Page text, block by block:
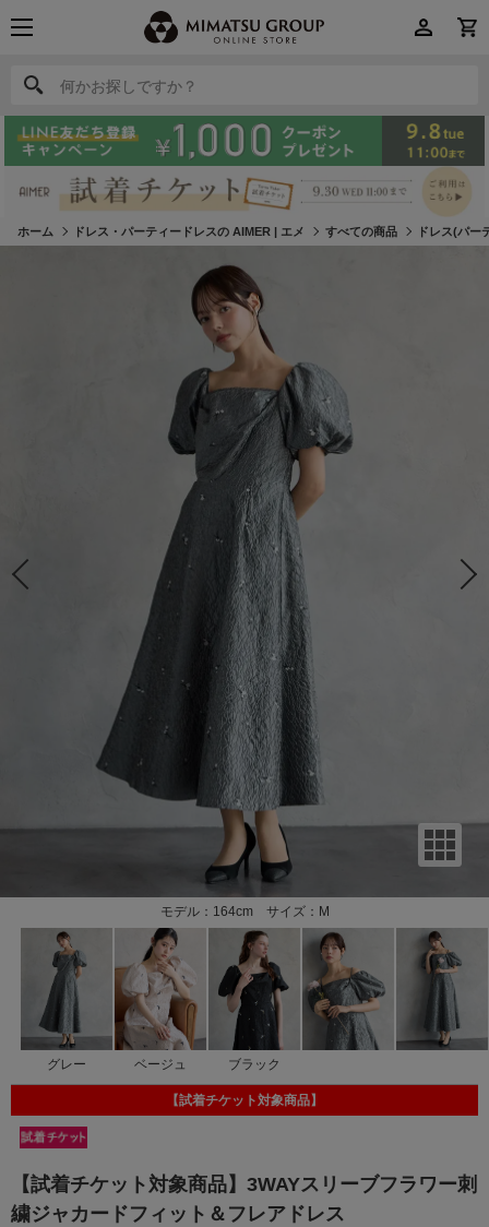
何かお探しですか？
何かお探しですか？
ホーム ドレス・パーティードレスの AIMER | エメ すべての商品 ドレス(パー
モデル：164cm サイズ：M
グレー ベージュ ブラック
【試着チケット対象商品】3WAYスリーブフラワー刺
繍ジャカードフィット＆フレアドレス
【試着チケット対象商品】